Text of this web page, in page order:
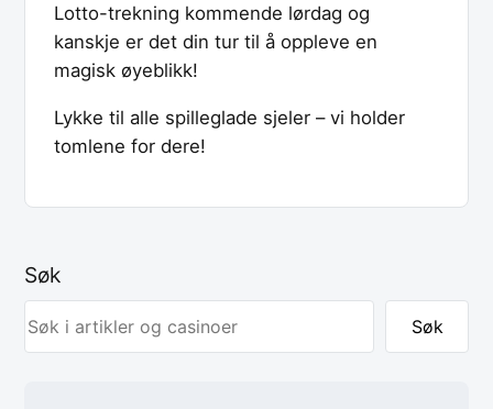
Lotto-trekning kommende lørdag og
kanskje er det din tur til å oppleve en
magisk øyeblikk!
Lykke til alle spilleglade sjeler – vi holder
tomlene for dere!
Søk
Søk